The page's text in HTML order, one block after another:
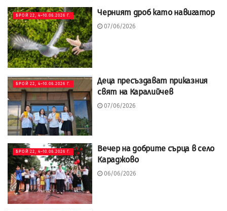
БРОЙ 22, 4–10.06.2026 Г. Черният дроб като навигатор
07/06/2026
БРОЙ 22, 4–10.06.2026 Г.
Деца пресъздават приказния
свят на Каралийчев
07/06/2026
БРОЙ 22, 4–10.06.2026 Г.
Вечер на добрите сърца в село
Караджово
06/06/2026